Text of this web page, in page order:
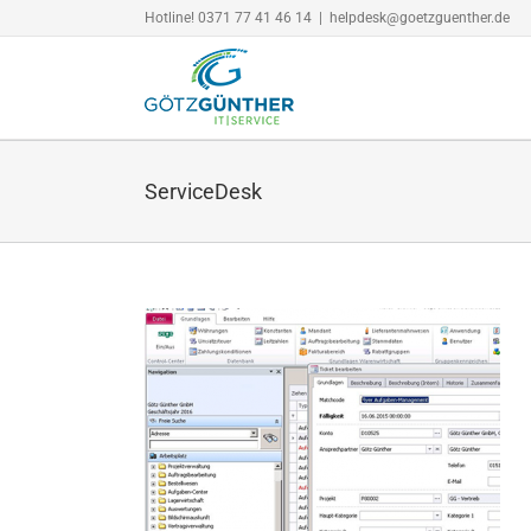
Inhalt
Hotline! 0371 77 41 46 14 helpdesk@goetzguenther.de
ServiceDesk